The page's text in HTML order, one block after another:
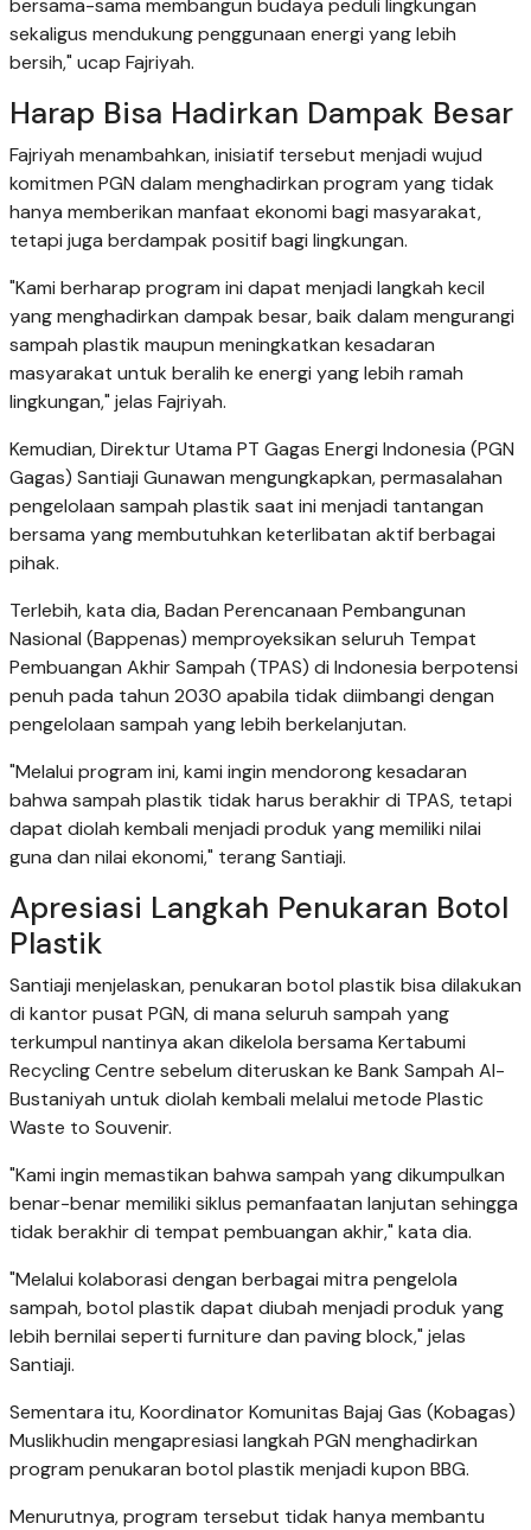
bersama-sama membangun budaya peduli lingkungan
sekaligus mendukung penggunaan energi yang lebih
bersih," ucap Fajriyah.
Harap Bisa Hadirkan Dampak Besar
Fajriyah menambahkan, inisiatif tersebut menjadi wujud
komitmen PGN dalam menghadirkan program yang tidak
hanya memberikan manfaat ekonomi bagi masyarakat,
tetapi juga berdampak positif bagi lingkungan.
"Kami berharap program ini dapat menjadi langkah kecil
yang menghadirkan dampak besar, baik dalam mengurangi
sampah plastik maupun meningkatkan kesadaran
masyarakat untuk beralih ke energi yang lebih ramah
lingkungan," jelas Fajriyah.
Kemudian, Direktur Utama PT Gagas Energi Indonesia (PGN
Gagas) Santiaji Gunawan mengungkapkan, permasalahan
pengelolaan sampah plastik saat ini menjadi tantangan
bersama yang membutuhkan keterlibatan aktif berbagai
pihak.
Terlebih, kata dia, Badan Perencanaan Pembangunan
Nasional (Bappenas) memproyeksikan seluruh Tempat
Pembuangan Akhir Sampah (TPAS) di Indonesia berpotensi
penuh pada tahun 2030 apabila tidak diimbangi dengan
pengelolaan sampah yang lebih berkelanjutan.
"Melalui program ini, kami ingin mendorong kesadaran
bahwa sampah plastik tidak harus berakhir di TPAS, tetapi
dapat diolah kembali menjadi produk yang memiliki nilai
guna dan nilai ekonomi," terang Santiaji.
Apresiasi Langkah Penukaran Botol
Plastik
Santiaji menjelaskan, penukaran botol plastik bisa dilakukan
di kantor pusat PGN, di mana seluruh sampah yang
terkumpul nantinya akan dikelola bersama Kertabumi
Recycling Centre sebelum diteruskan ke Bank Sampah Al-
Bustaniyah untuk diolah kembali melalui metode Plastic
Waste to Souvenir.
"Kami ingin memastikan bahwa sampah yang dikumpulkan
benar-benar memiliki siklus pemanfaatan lanjutan sehingga
tidak berakhir di tempat pembuangan akhir," kata dia.
"Melalui kolaborasi dengan berbagai mitra pengelola
sampah, botol plastik dapat diubah menjadi produk yang
lebih bernilai seperti furniture dan paving block," jelas
Santiaji.
Sementara itu, Koordinator Komunitas Bajaj Gas (Kobagas)
Muslikhudin mengapresiasi langkah PGN menghadirkan
program penukaran botol plastik menjadi kupon BBG.
Menurutnya, program tersebut tidak hanya membantu